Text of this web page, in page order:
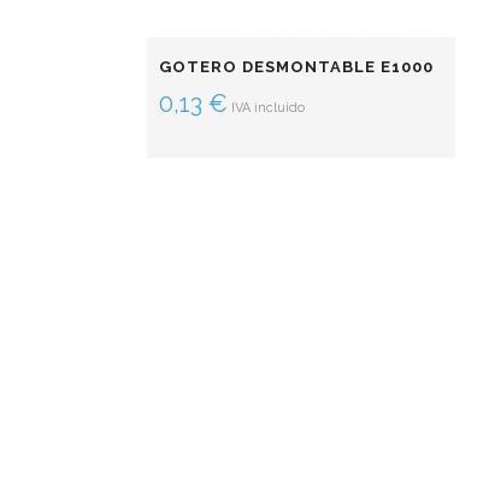
GOTERO DESMONTABLE E1000
0,13 € IVA incluido